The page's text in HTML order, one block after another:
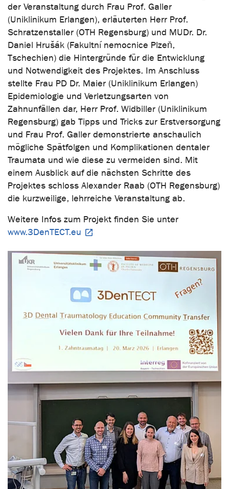
der Veranstaltung durch Frau Prof. Galler
(Uniklinikum Erlangen), erläuterten Herr Prof.
Schratzenstaller (OTH Regensburg) und MUDr. Dr.
Daniel Hrušák (Fakultní nemocnice Plzeň,
Tschechien) die Hintergründe für die Entwicklung
und Notwendigkeit des Projektes. Im Anschluss
stellte Frau PD Dr. Maier (Uniklinikum Erlangen)
Epidemiologie und Verletzungsarten von
Zahnunfällen dar, Herr Prof. Widbiller (Uniklinikum
Regensburg) gab Tipps und Tricks zur Erstversorgung
und Frau Prof. Galler demonstrierte anschaulich
mögliche Spätfolgen und Komplikationen dentaler
Traumata und wie diese zu vermeiden sind. Mit
einem Ausblick auf die nächsten Schritte des
Projektes schloss Alexander Raab (OTH Regensburg)
die kurzweilige, lehrreiche Veranstaltung ab.
Weitere Infos zum Projekt finden Sie unter
www.3DenTECT.eu